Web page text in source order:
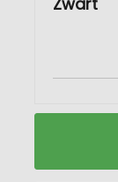
Brite-
350
Op